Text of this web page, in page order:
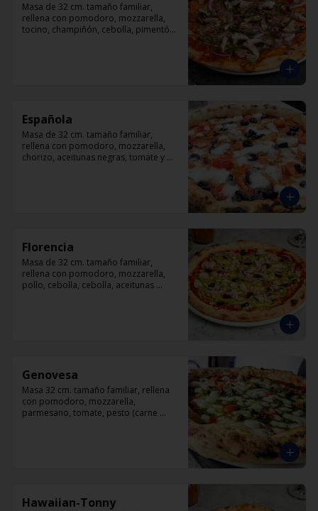
Masa de 32 cm. tamaño familiar,
rellena con pomodoro, mozzarella,
tocino, champiñón, cebolla, pimentón,
Española
Masa de 32 cm. tamaño familiar,
rellena con pomodoro, mozzarella,
chorizo, aceitunas negras, tomate y
Florencia
Masa de 32 cm. tamaño familiar,
rellena con pomodoro, mozzarella,
pollo, cebolla, cebolla, aceitunas
Genovesa
Masa 32 cm. tamaño familiar, rellena
con pomodoro, mozzarella,
parmesano, tomate, pesto (carne
Hawaiian-Tonny